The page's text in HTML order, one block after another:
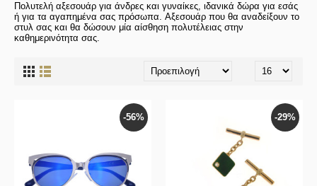
Πολυτελή αξεσουάρ για άνδρες και γυναίκες, ιδανικά δώρα για εσάς
ή για τα αγαπημένα σας πρόσωπα. Αξεσουάρ που θα αναδείξουν το
στυλ σας και θα δώσουν μία αίσθηση πολυτέλειας στην
καθημερινότητα σας.
-56% -29%